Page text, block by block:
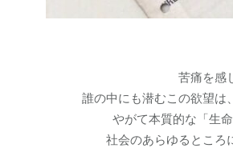
苦痛を感
誰の中にも潜むこの欲望は
やがて本質的な「生
社会のあらゆるところ